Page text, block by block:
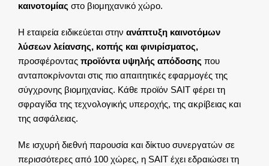
καινοτομίας στο βιομηχανικό χώρο.
Η εταιρεία ειδικεύεται στην ανάπτυξη καινοτόμων
λύσεων λείανσης, κοπής και φινιρίσματος,
προσφέροντας προϊόντα υψηλής απόδοσης που
ανταποκρίνονται στις πιο απαιτητικές εφαρμογές της
σύγχρονης βιομηχανίας. Κάθε προϊόν SAIT φέρει τη
σφραγίδα της τεχνολογικής υπεροχής, της ακρίβειας και
της ασφάλειας.
Με ισχυρή διεθνή παρουσία και δίκτυο συνεργατών σε
περισσότερες από 100 χώρες, η SAIT έχει εδραιώσει τη